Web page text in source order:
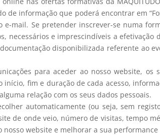
de informação que poderá encontrar em
mail. Se pretender inscrever-se numa
necessários e imprescindíveis a
disponibilizada referente ao
para aceder ao nosso website, os
fim e duração de cada acesso,
relação com os seus dados pessoais.
automaticamente (ou seja, sem
de onde veio, número de visitas, tempo
website e melhorar a sua performance